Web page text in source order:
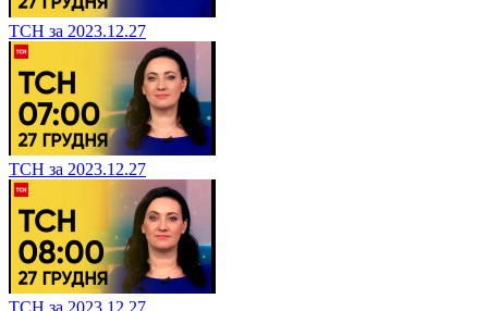
ТСН за 2023.12.27
ТСН за 2023.12.27
ТСН за 2023.12.27